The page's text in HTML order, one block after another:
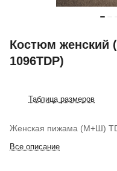
Костюм женский
1096TDP)
Таблица размеров
Женская пижама (М+Ш)
Все описание